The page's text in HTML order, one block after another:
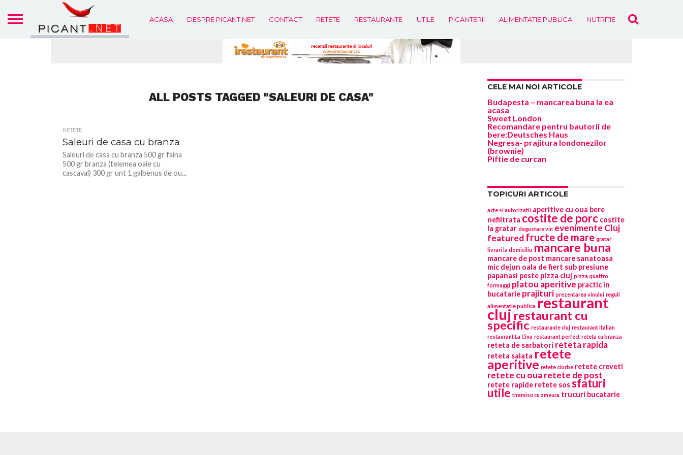
ACASA DESPRE PICANT.NET CONTACT RETETE RESTAURANTE UTILE PICANTERII ALIMENTATIE PUBLICA NUTRITIE EVENIMENTE
ALL POSTS TAGGED "SALEURI DE CASA"
RETETE
Saleuri de casa cu branza
Saleuri de casa cu branza 500 gr faina
500 gr branza (telemea oaie cu
cascaval) 300 gr unt 1 galbenus de ou...
CELE MAI NOI ARTICOLE
Budapesta – mancarea buna la ea
acasa
Sweet London
Recomandare pentru bautorii de
bere:Deutsches Haus
Negresa- prajitura londonezilor
(brownie)
Piftie de curcan
TOPICURI ARTICOLE
acte si autorizatii aperitive cu oua bere
nefiltrata costite de porc costite
la gratar degustare vin evenimente Cluj
featuredfructe de mare gratar
livrari la domiciliu mancare buna
mancare de post mancare sanatoasa
mic dejun oala de fiert sub presiune
papanasi peste pizza cluj pizza quattro
formaggi platou aperitive practic in
bucatarie prajituri prezentarea vinului reguli
alimentatie publica restaurant
clujrestaurant cu
specific restaurante cluj restaurant italian
restaurant La Cina restaurant perfect reteta cu branza
reteta de sarbatori reteta rapida
reteta salata retete
aperitive retete ciorbe retete creveti
retete cu ouaretete de post
retete rapide retete sossfaturi
utile tiramisu cu zmeura trucuri bucatarie